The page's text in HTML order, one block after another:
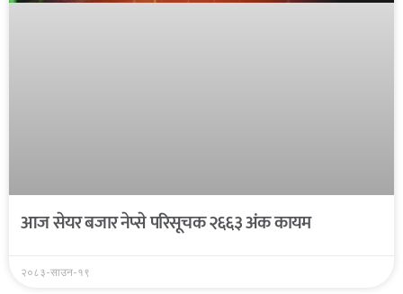
आज सेयर बजार नेप्से परिसूचक २६६३ अंक कायम
२०८३-साउन-१९